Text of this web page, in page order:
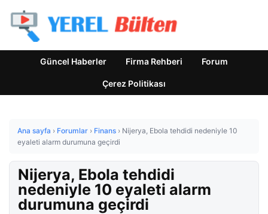
Güncel Haberler Firma Rehberi Forum
Çerez Politikası
Ana sayfa › Forumlar › Finans › Nijerya, Ebola tehdidi nedeniyle 10
eyaleti alarm durumuna geçirdi
Nijerya, Ebola tehdidi
nedeniyle 10 eyaleti alarm
durumuna geçirdi